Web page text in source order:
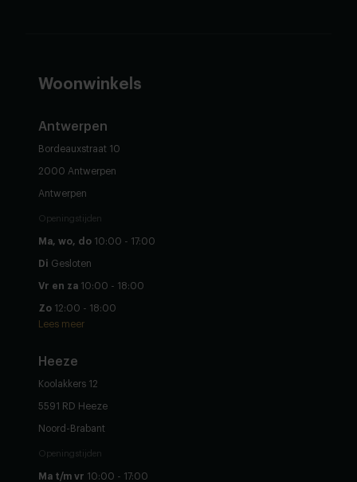
Woonwinkels
Antwerpen
Bordeauxstraat 10
2000 Antwerpen
Antwerpen
Openingstijden
Ma, wo, do 10:00 - 17:00
Di Gesloten
Vr en za 10:00 - 18:00
Zo 12:00 - 18:00
Lees meer
Heeze
Koolakkers 12
5591 RD Heeze
Noord-Brabant
Openingstijden
Ma t/m vr 10:00 - 17:00